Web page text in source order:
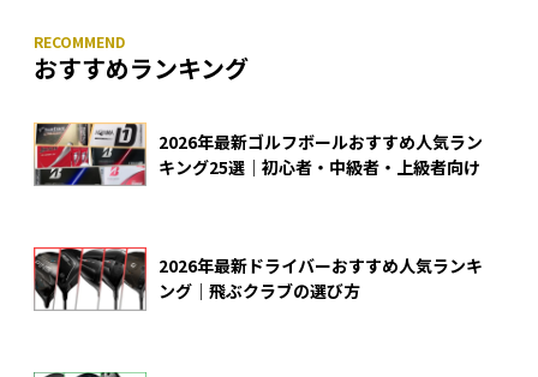
おすすめランキング
2026年最新ゴルフボールおすすめ人気ラン
キング25選｜初心者・中級者・上級者向け
2026年最新ドライバーおすすめ人気ランキ
ング｜飛ぶクラブの選び方